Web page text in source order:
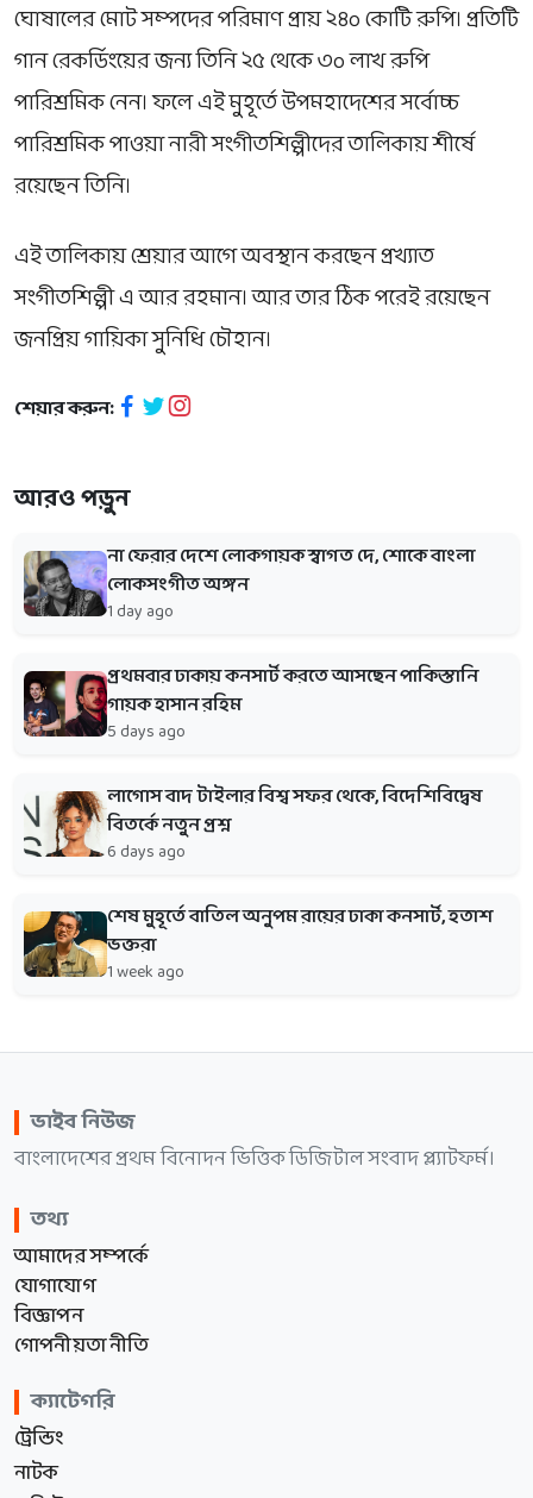
ঘোষালের মোট সম্পদের পরিমাণ প্রায় ২৪০ কোটি রুপি। প্রতিটি
গান রেকর্ডিংয়ের জন্য তিনি ২৫ থেকে ৩০ লাখ রুপি
পারিশ্রমিক নেন। ফলে এই মুহূর্তে উপমহাদেশের সর্বোচ্চ
পারিশ্রমিক পাওয়া নারী সংগীতশিল্পীদের তালিকায় শীর্ষে
রয়েছেন তিনি।
এই তালিকায় শ্রেয়ার আগে অবস্থান করছেন প্রখ্যাত
সংগীতশিল্পীএ আর রহমান। আর তার ঠিক পরেই রয়েছেন
জনপ্রিয় গায়িকাসুনিধি চৌহান।
শেয়ার করুন:
আরও পড়ুন
না ফেরার দেশে লোকগায়ক স্বাগত দে, শোকে বাংলা
লোকসংগীত অঙ্গন
1 day ago
প্রথমবার ঢাকায় কনসার্ট করতে আসছেন পাকিস্তানি
গায়ক হাসান রহিম
5 days ago
লাগোস বাদ টাইলার বিশ্ব সফর থেকে, বিদেশিবিদ্বেষ
বিতর্কে নতুন প্রশ্ন
6 days ago
শেষ মুহূর্তে বাতিল অনুপম রায়ের ঢাকা কনসার্ট, হতাশ
ভক্তরা
1 week ago
ভাইব নিউজ
বাংলাদেশের প্রথম বিনোদন ভিত্তিক ডিজিটাল সংবাদ প্ল্যাটফর্ম।
তথ্য
আমাদের সম্পর্কে
যোগাযোগ
বিজ্ঞাপন
গোপনীয়তা নীতি
ক্যাটেগরি
ট্রেন্ডিং
নাটক